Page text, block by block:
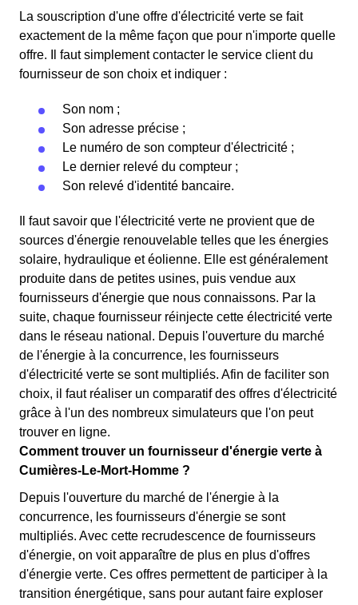
La souscription d'une offre d'électricité verte se fait
exactement de la même façon que pour n'importe quelle
offre. Il faut simplement contacter le service client du
fournisseur de son choix et indiquer :
Son nom ;
Son adresse précise ;
Le numéro de son compteur d'électricité ;
Le dernier relevé du compteur ;
Son relevé d'identité bancaire.
Il faut savoir que l'électricité verte ne provient que de
sources d'énergie renouvelable telles que les énergies
solaire, hydraulique et éolienne. Elle est généralement
produite dans de petites usines, puis vendue aux
fournisseurs d'énergie que nous connaissons. Par la
suite, chaque fournisseur réinjecte cette électricité verte
dans le réseau national. Depuis l'ouverture du marché
de l'énergie à la concurrence, les fournisseurs
d'électricité verte se sont multipliés. Afin de faciliter son
choix, il faut réaliser un comparatif des offres d'électricité
grâce à l'un des nombreux simulateurs que l'on peut
trouver en ligne.
Comment trouver un fournisseur d'énergie verte à
Cumières-Le-Mort-Homme ?
Depuis l'ouverture du marché de l'énergie à la
concurrence, les fournisseurs d'énergie se sont
multipliés. Avec cette recrudescence de fournisseurs
d'énergie, on voit apparaître de plus en plus d'offres
d'énergie verte. Ces offres permettent de participer à la
transition énergétique, sans pour autant faire exploser